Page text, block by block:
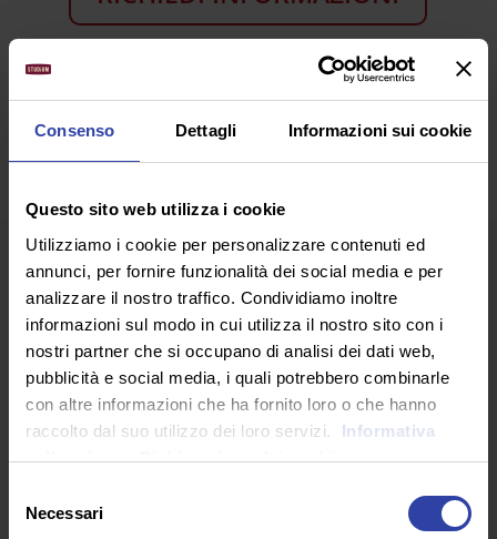
Consenso Dettagli Informazioni sui cookie
Questo sito web utilizza i cookie
Utilizziamo i cookie per personalizzare contenuti ed
annunci, per fornire funzionalità dei social media e per
analizzare il nostro traffico. Condividiamo inoltre
informazioni sul modo in cui utilizza il nostro sito con i
nostri partner che si occupano di analisi dei dati web,
pubblicità e social media, i quali potrebbero combinarle
con altre informazioni che ha fornito loro o che hanno
raccolto dal suo utilizzo dei loro servizi.
Informativa
sulla privacy. Dichiarazione dei cookie
delNecessari
ARTICOLI RECENTI